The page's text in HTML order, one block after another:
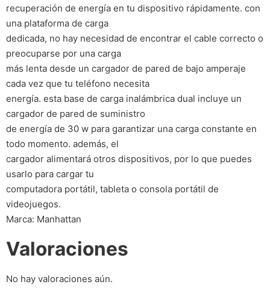
recuperación de energía en tu dispositivo rápidamente. con
una plataforma de carga
dedicada, no hay necesidad de encontrar el cable correcto o
preocuparse por una carga
más lenta desde un cargador de pared de bajo amperaje
cada vez que tu teléfono necesita
energía. esta base de carga inalámbrica dual incluye un
cargador de pared de suministro
de energía de 30 w para garantizar una carga constante en
todo momento. además, el
cargador alimentará otros dispositivos, por lo que puedes
usarlo para cargar tu
computadora portátil, tableta o consola portátil de
videojuegos.
Marca: Manhattan
Valoraciones
No hay valoraciones aún.